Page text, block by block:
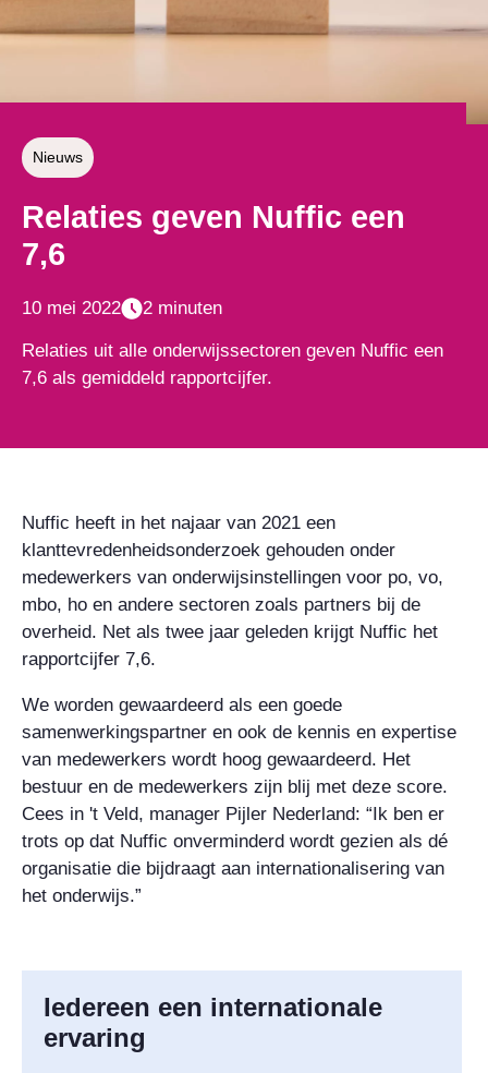
Nieuws
Relaties geven Nuffic een
7,6
10 mei 2022 2 minuten
Relaties uit alle onderwijssectoren geven Nuffic een
7,6 als gemiddeld rapportcijfer.
Nuffic heeft in het najaar van 2021 een
klanttevredenheidsonderzoek gehouden onder
medewerkers van onderwijsinstellingen voor po, vo,
mbo, ho en andere sectoren zoals partners bij de
overheid. Net als twee jaar geleden krijgt Nuffic het
rapportcijfer 7,6.
We worden gewaardeerd als een goede
samenwerkingspartner en ook de kennis en expertise
van medewerkers wordt hoog gewaardeerd. Het
bestuur en de medewerkers zijn blij met deze score.
Cees in 't Veld, manager Pijler Nederland: “Ik ben er
trots op dat Nuffic onverminderd wordt gezien als dé
organisatie die bijdraagt aan internationalisering van
het onderwijs.”
Iedereen een internationale
ervaring